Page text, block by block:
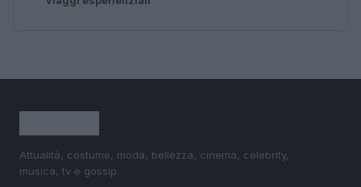
Attualità, costume, moda, bellezza, cinema, celebrity,
musica, tv e gossip.